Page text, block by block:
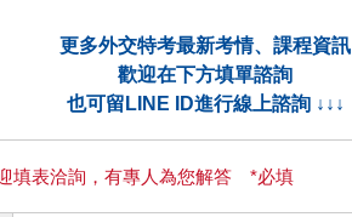
更多外交特考最新考情、課程資訊
歡迎在下方填單諮詢
也可留LINE ID進行線上諮詢 ↓↓↓
填表洽詢，有專人為您解答 *必填